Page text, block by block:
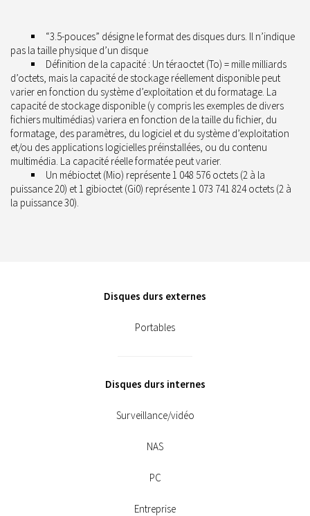
“3.5-pouces” désigne le format des disques durs. Il n’indique
pas la taille physique d’un disque
Définition de la capacité : Un téraoctet (To) = mille milliards
d’octets, mais la capacité de stockage réellement disponible peut
varier en fonction du système d’exploitation et du formatage. La
capacité de stockage disponible (y compris les exemples de divers
fichiers multimédias) variera en fonction de la taille du fichier, du
formatage, des paramètres, du logiciel et du système d’exploitation
et/ou des applications logicielles préinstallées, ou du contenu
multimédia. La capacité réelle formatée peut varier.
Un mébioctet (Mio) représente 1 048 576 octets (2 à la
puissance 20) et 1 gibioctet (Gi0) représente 1 073 741 824 octets (2 à
la puissance 30).
Disques durs externes
Portables
Disques durs internes
Surveillance/vidéo
NAS
PC
Entreprise